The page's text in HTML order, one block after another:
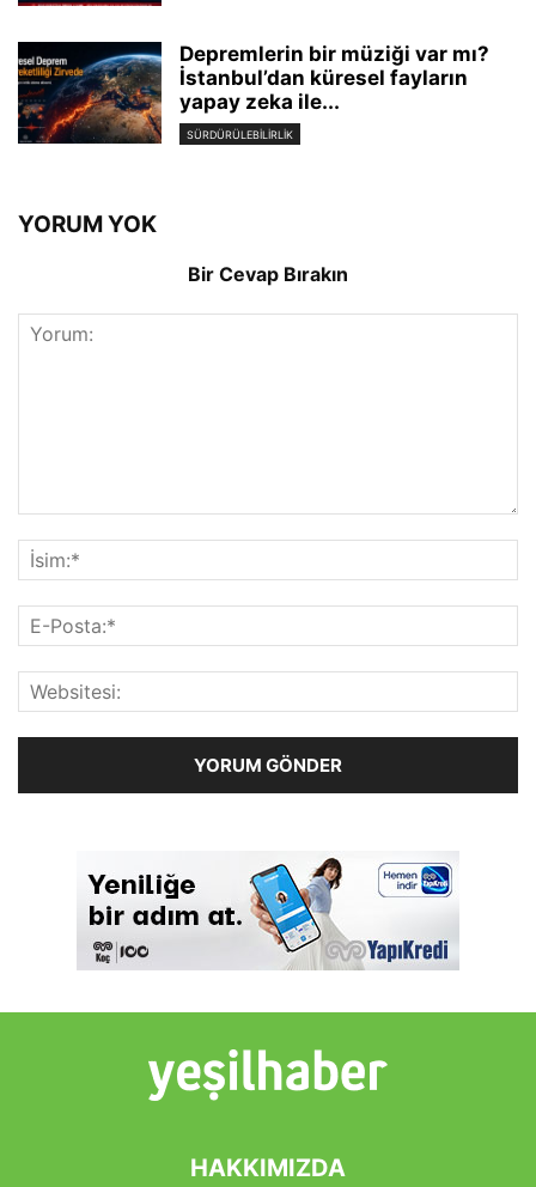
Depremlerin bir müziği var mı?
İstanbul’dan küresel fayların
yapay zeka ile...
SÜRDÜRÜLEBILIRLIK
YORUM YOK
Bir Cevap Bırakın
HAKKIMIZDA